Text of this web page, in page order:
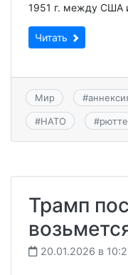
1951 г. между США
Читать
Мир #
#НАТО #рютте
​​Трамп
20.01.2026 в